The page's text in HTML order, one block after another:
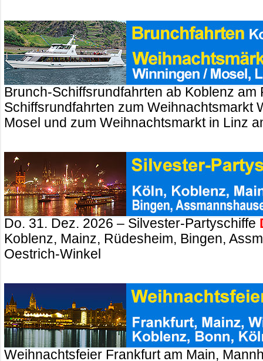
Brunch-Schiffsrundfahrten ab Koblenz am
Schiffsrundfahrten zum Weihnachtsmarkt
Mosel und zum Weihnachtsmarkt in Linz
Do. 31. Dez. 2026 – Silvester-Partyschiffe
Koblenz, Mainz, Rüdesheim, Bingen,
Oestrich-Winkel
Weihnachtsfeier Frankfurt am Main,